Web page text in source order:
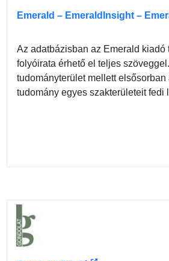
Emerald – EmeraldInsight –
Az adatbázisban az Emerald kiadó
folyóirata érhető el teljes
tudományterület mellett
tudomány egyes szakterületeit fedi